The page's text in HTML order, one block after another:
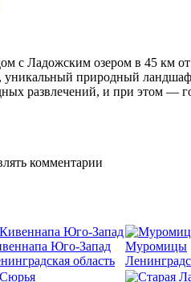
с Ладожским озером в 45 км
природный
развлечений, и при этом —
комментарии
Юго-Запад
область
Муромицы